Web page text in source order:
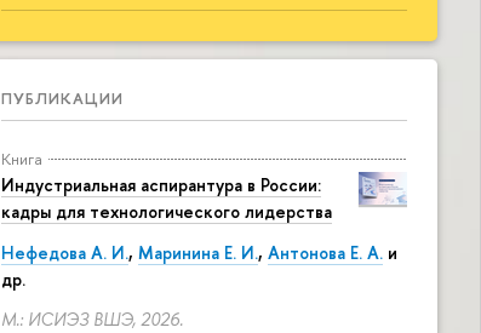
ПУБЛИКАЦИИ
Книга
Индустриальная аспирантура в России:
кадры для технологического лидерства
Нефедова А. И., Маринина Е. И., Антонова Е. А. и
др.
М.: ИСИЭЗ ВШЭ, 2026.